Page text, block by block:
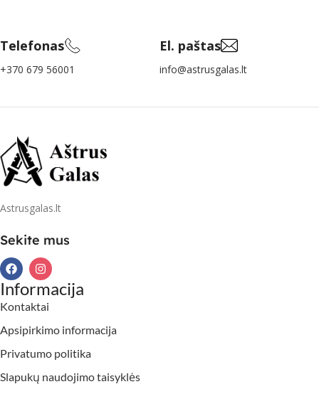
Telefonas
+370 679 56001
El. paštas
info@astrusgalas.lt
Astrusgalas.lt
Sekite mus
Informacija
Kontaktai
Apsipirkimo informacija
Privatumo politika
Slapukų naudojimo taisyklės